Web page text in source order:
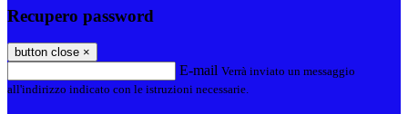
Recupero password
button close ×
E-mail Verrà inviato un messaggio
all'indirizzo indicato con le istruzioni necessarie.